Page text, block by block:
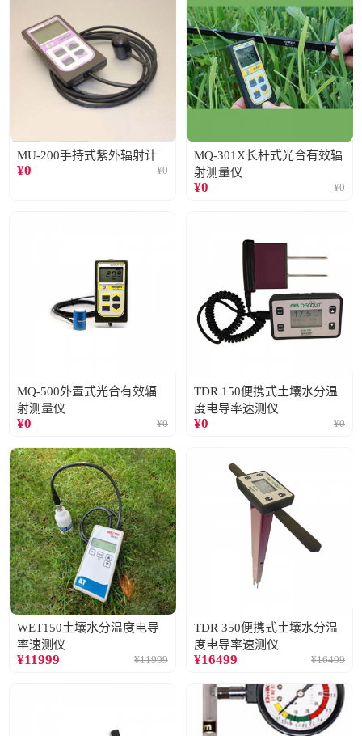
MU-200手持式紫外辐射计
¥0 ¥0
MQ-301X长杆式光合有效辐
射测量仪
¥0 ¥0
MQ-500外置式光合有效辐
射测量仪
¥0 ¥0
TDR 150便携式土壤水分温
度电导率速测仪
¥0 ¥0
WET150土壤水分温度电导
率速测仪
¥11999 ¥11999
TDR 350便携式土壤水分温
度电导率速测仪
¥16499 ¥16499